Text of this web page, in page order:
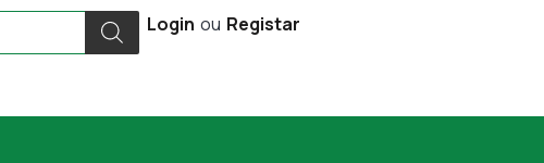
Login ou Registar